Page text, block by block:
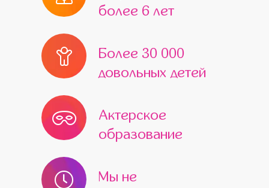
более 6 лет
Более 30 000
довольных детей
Актерское
образование
Мы не